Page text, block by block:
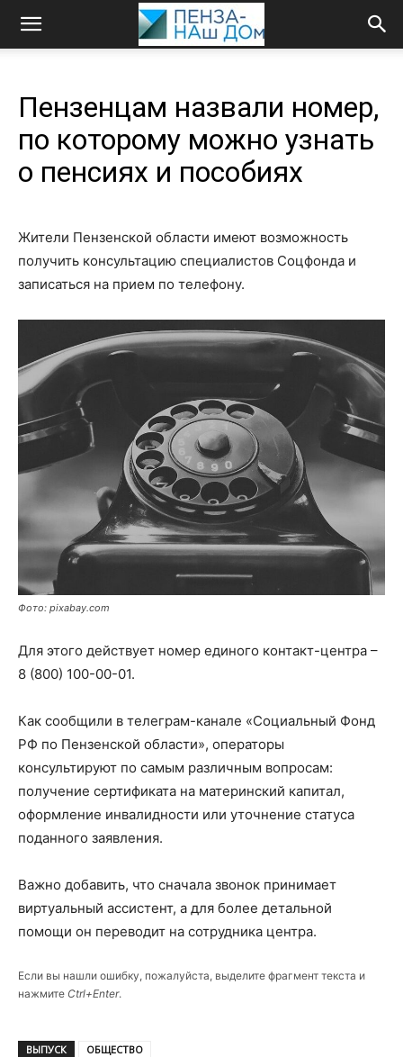
Пензенцам назвали номер,
по которому можно узнать
о пенсиях и пособиях
Жители Пензенской области имеют возможность
получить консультацию специалистов Соцфонда и
записаться на прием по телефону.
Фото: pixabay.com
Для этого действует номер единого контакт-центра –
8 (800) 100-00-01.
Как сообщили в телеграм-канале «Социальный Фонд
РФ по Пензенской области», операторы
консультируют по самым различным вопросам:
получение сертификата на материнский капитал,
оформление инвалидности или уточнение статуса
поданного заявления.
Важно добавить, что сначала звонок принимает
виртуальный ассистент, а для более детальной
помощи он переводит на сотрудника центра.
Если вы нашли ошибку, пожалуйста, выделите фрагмент текста и
нажмите Ctrl+Enter.
ВЫПУСК ОБЩЕСТВО